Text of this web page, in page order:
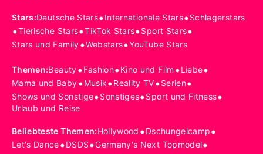
Stars:Deutsche Stars•Internationale Stars•Schlagerstars
•Tierische Stars•TikTok Stars•Sport Stars•
Stars und Family•Webstars•YouTube Stars
Themen:Beauty•Fashion•Kino und Film •Liebe•
Mama und Baby•Musik•Reality TV•Serien•
Shows und Sonstige•Sonstiges•Sport und Fitness•
Urlaub und Reise
Beliebteste Themen:Hollywood •Dschungelcamp•
Let's Dance•DSDS•Germany's Next Topmodel•